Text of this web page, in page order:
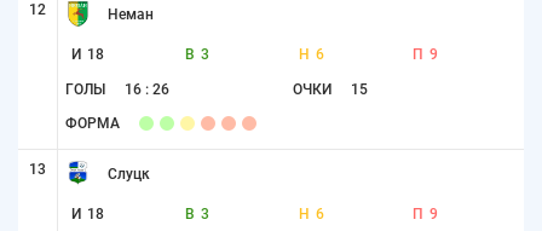
12 Неман
И 18 В 3 Н 6 П 9
ГОЛЫ 16 : 26 ОЧКИ 15
ФОРМА
13 Слуцк
И 18 В 3 Н 6 П 9